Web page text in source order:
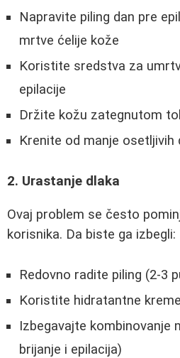
Napravite piling dan pre
mrtve ćelije kože
Koristite sredstva za
epilacije
Držite kožu zategnutom
Krenite od manje osetljivih
2. Urastanje dlaka
Ovaj problem se često
korisnika. Da biste ga izbegli:
Redovno radite piling (2-3
Koristite hidratantne
Izbegavajte kombinovanje
brijanje i epilacija)